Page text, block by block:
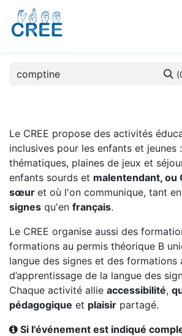
Le CREE propose des activités
inclusives pour les enfants et jeunes
thématiques, plaines de jeux et
enfants sourds et malentendant, ou
sœur et où l'on communique, tant en
signes qu'en français.
Le CREE organise aussi des
formations au permis théorique B
langue des signes et des formations
d’apprentissage de la langue des
Chaque activité allie accessibilité,
pédagogique et plaisir partagé.
Si l'événement est indiqué